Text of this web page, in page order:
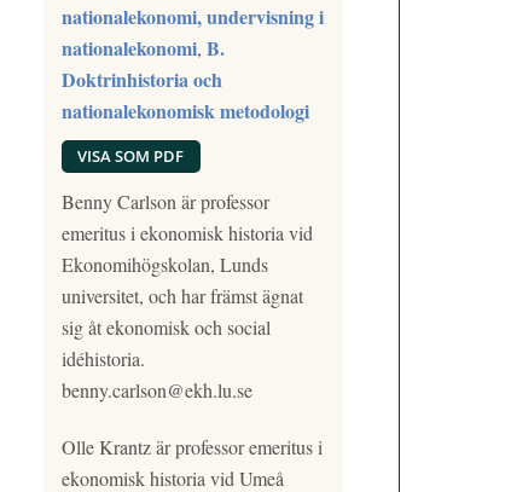
nationalekonomi, undervisning i
nationalekonomi, B.
Doktrinhistoria och
nationalekonomisk metodologi
VISA SOM PDF
Benny Carlson är professor
emeritus i ekonomisk historia vid
Ekonomihögskolan, Lunds
universitet, och har främst ägnat
sig åt ekonomisk och social
idéhistoria.
benny.carlson@ekh.lu.se
Olle Krantz är professor emeritus i
ekonomisk historia vid Umeå